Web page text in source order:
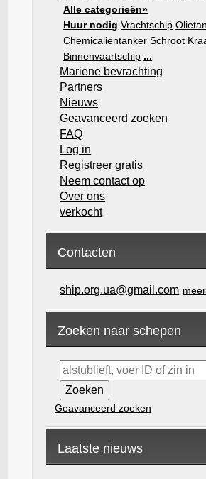
Alle categorieën»
Huur nodig Vrachtschip
Chemicaliëntanker Schroot
Binnenvaartschip ...
Mariene bevrachting
Partners
Nieuws
Geavanceerd zoeken
FAQ
Log in
Registreer gratis
Neem contact op
Over ons
verkocht
Contacten
ship.org.ua@gmail.com
Zoeken naar schepen
Geavanceerd zoeken
Laatste nieuws